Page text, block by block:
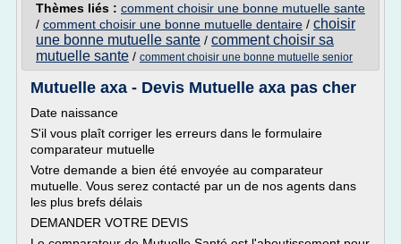
Thèmes liés : comment choisir une bonne mutuelle sante
/ comment choisir une bonne mutuelle dentaire / choisir
une bonne mutuelle sante / comment choisir sa
mutuelle sante / comment choisir une bonne mutuelle senior
Mutuelle axa - Devis Mutuelle axa pas cher
Date naissance
S'il vous plaît corriger les erreurs dans le formulaire
comparateur mutuelle
Votre demande a bien été envoyée au comparateur
mutuelle. Vous serez contacté par un de nos agents dans
les plus brefs délais
DEMANDER VOTRE DEVIS